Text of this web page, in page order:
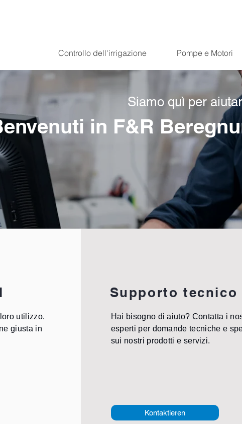
Controllo dell'irrigazione Pompe e Motori
Siamo quì per
in F&R
utilizzo.
giusta in
Supporto tecnico
Hai bisogno di aiuto? Contatta i
esperti per domande tecniche e
sui nostri prodotti e servizi.
Kontaktieren